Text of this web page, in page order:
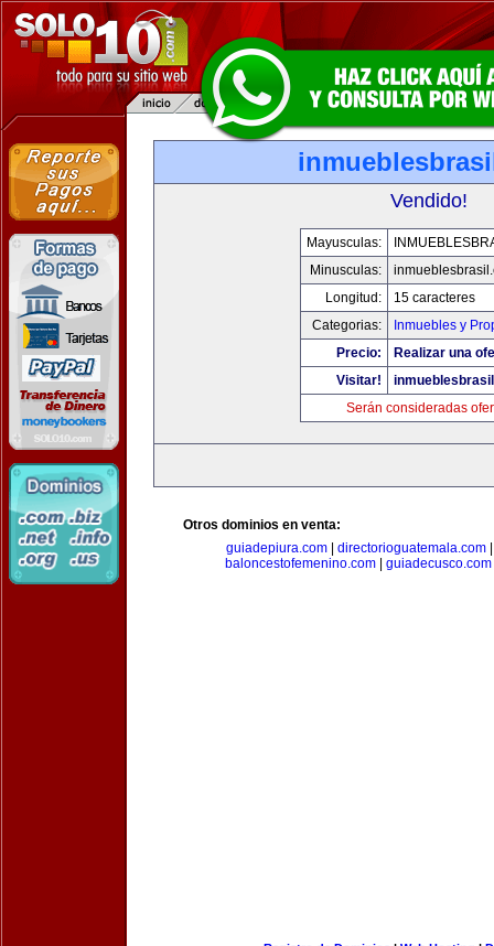
Vendido!
Mayusculas:
Minusculas:
Longitud:
15 caracteres
Categorias:
Inmuebles y
Precio:
Realizar una
Visitar!
Serán consideradas
Otros dominios en venta:
guiadepiura.com
directorioguatemala.com
baloncestofemenino.com
guiadecusco.com